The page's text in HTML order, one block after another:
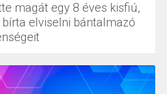
magát egy 8 éves kisfiú,
elviselni bántalmazó